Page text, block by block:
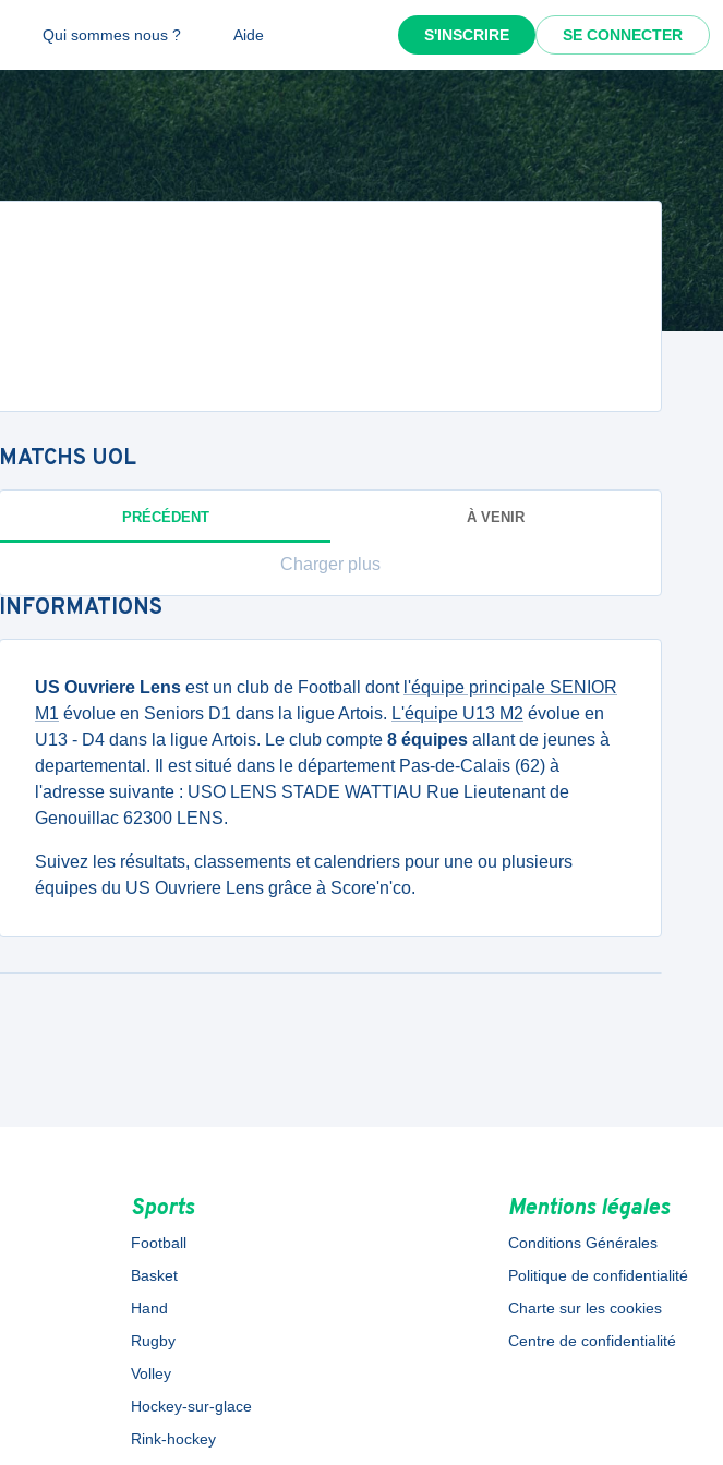
Qui sommes nous ? Aide S'INSCRIRE SE CONNECTER
MATCHS UOL
PRÉCÉDENT À VENIR
Charger plus
INFORMATIONS
US Ouvriere Lens est un club de Football dont l'équipe principale SENIOR
M1 évolue en Seniors D1 dans la ligue Artois. L'équipe U13 M2 évolue en
U13 - D4 dans la ligue Artois. Le club compte 8 équipes allant de jeunes à
departemental. Il est situé dans le département Pas-de-Calais (62) à
l'adresse suivante : USO LENS STADE WATTIAU Rue Lieutenant de
Genouillac 62300 LENS.
Suivez les résultats, classements et calendriers pour une ou plusieurs
équipes du US Ouvriere Lens grâce à Score'n'co.
Sports
Football
Basket
Hand
Rugby
Volley
Hockey-sur-glace
Rink-hockey
Mentions légales
Conditions Générales
Politique de confidentialité
Charte sur les cookies
Centre de confidentialité